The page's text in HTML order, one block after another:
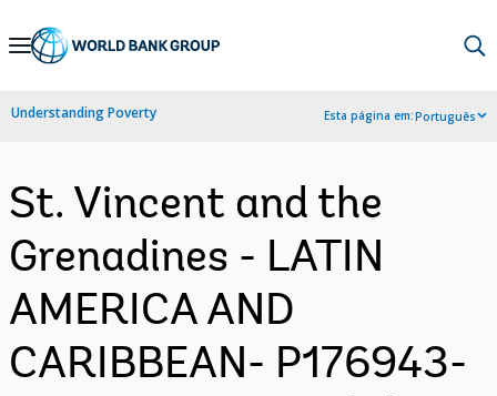
Skip
Navigation
Understanding Poverty Esta página em:Português
St. Vincent and the
Grenadines - LATIN
AMERICA AND
CARIBBEAN- P176943-